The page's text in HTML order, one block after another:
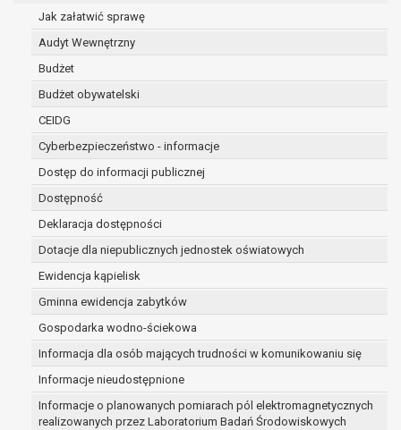
Jak załatwić sprawę
Audyt Wewnętrzny
Budżet
Budżet obywatelski
CEIDG
Cyberbezpieczeństwo - informacje
Dostęp do informacji publicznej
Dostępność
Deklaracja dostępności
Dotacje dla niepublicznych jednostek oświatowych
Ewidencja kąpielisk
Gminna ewidencja zabytków
Gospodarka wodno-ściekowa
Informacja dla osób mających trudności w komunikowaniu się
Informacje nieudostępnione
Informacje o planowanych pomiarach pól elektromagnetycznych
realizowanych przez Laboratorium Badań Środowiskowych
danego projektu i konieczności zachowania
kontrolnych.
W związku z przetwarzaniem przez administratora
przysługuje Pani/Panu:
prawo dostępu do treści danych oraz
prawo do żądania sprostowania danych na
w przypadku gdy:
dane są nieprawidłowe lub niekompletne;
zapomnianym) na podstawie art. 17 RODO, w
dane nie są już niezbędne do celów, dla
inny sposób przetwarzane,
danych osobowych,
osoba, której dane dotyczą wycofała zgodę
danych osobowych, która jest podstawą
ma innej podstawy prawnej przetwarzania
dane osobowe przetwarzane są niezgodnie
dane osobowe muszą być usunięte w celu
obowiązku wynikającego z przepisów prawa;